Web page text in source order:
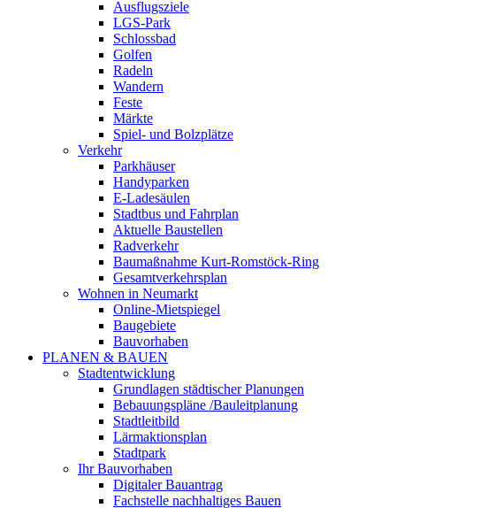
Ausflugsziele
LGS-Park
Schlossbad
Golfen
Radeln
Wandern
Feste
Märkte
Spiel- und Bolzplätze
Verkehr
Parkhäuser
Handyparken
E-Ladesäulen
Stadtbus und Fahrplan
Aktuelle Baustellen
Radverkehr
Baumaßnahme Kurt-Romstöck-Ring
Gesamtverkehrsplan
Wohnen in Neumarkt
Online-Mietspiegel
Baugebiete
Bauvorhaben
PLANEN & BAUEN
Stadtentwicklung
Grundlagen städtischer Planungen
Bebauungspläne /Bauleitplanung
Stadtleitbild
Lärmaktionsplan
Stadtpark
Ihr Bauvorhaben
Digitaler Bauantrag
Fachstelle nachhaltiges Bauen